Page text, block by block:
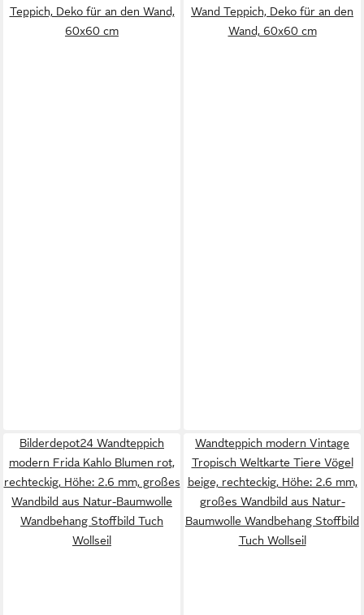
Teppich, Deko für an den Wand,
60x60 cm
Wand Teppich, Deko für an den
Wand, 60x60 cm
Bilderdepot24 Wandteppich
modern Frida Kahlo Blumen rot,
rechteckig, Höhe: 2.6 mm, großes
Wandbild aus Natur-Baumwolle
Wandbehang Stoffbild Tuch
Wollseil
Wandteppich modern Vintage
Tropisch Weltkarte Tiere Vögel
beige, rechteckig, Höhe: 2.6 mm,
großes Wandbild aus Natur-
Baumwolle Wandbehang Stoffbild
Tuch Wollseil